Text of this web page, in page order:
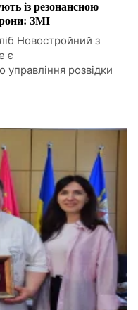
із резонансною
ЗМІ
Новостройний з
є
розвідки